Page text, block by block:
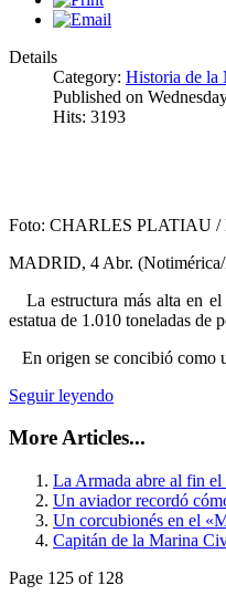
Details
Category: Historia de la
Published on
Hits: 3193
Foto: CHARLES PLATIAU /
MADRID, 4 Abr.
La estructura más alta en el
estatua de 1.010 toneladas de
En origen se concibió como
Seguir leyendo
More Articles...
La Armada abre al fin
Un aviador recordó
Un corcubionés en el
Capitán de la Marina
Page 125 of 128